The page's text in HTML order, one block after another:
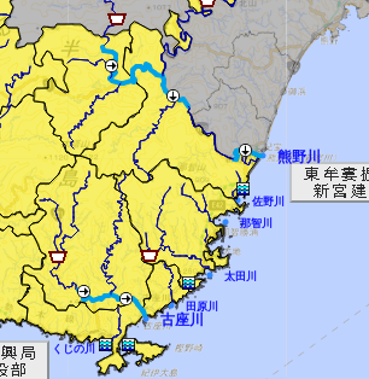
那智川
古座川
太田川
熊野川
くじの川
田原川
佐野川